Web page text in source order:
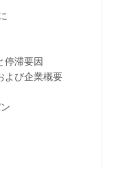
停滞要因
よび企業概要